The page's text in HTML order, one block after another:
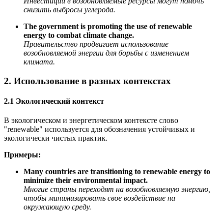
снизить выбросы углерода.
The government is promoting the use of renewable
energy to combat climate change.
Правительство продвигает использование
возобновляемой энергии для борьбы с изменением
климата.
2. Использование в разных контекстах
2.1 Экологический контекст
В экологическом и энергетическом контексте слово
"renewable" используется для обозначения устойчивых и
экологически чистых практик.
Примеры:
Many countries are transitioning to renewable energy to
minimize their environmental impact.
Многие страны переходят на возобновляемую энергию,
чтобы минимизировать свое воздействие на
окружающую среду.